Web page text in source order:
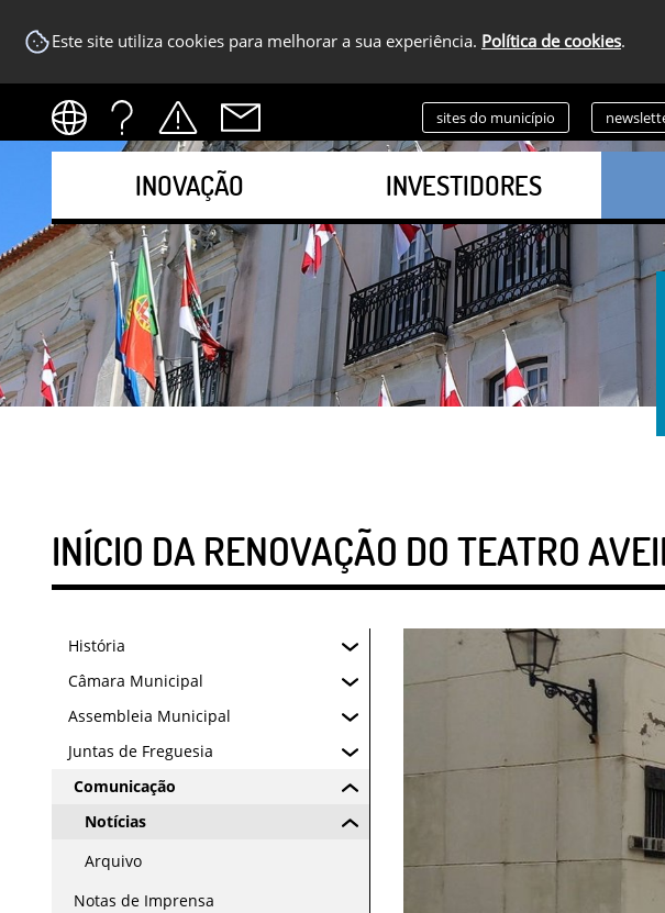
Este site utiliza cookies para melhorar a sua experiência. Política de cookies.
sites do município
INOVAÇÃO INVESTIDORES
INÍCIO DA RENOVAÇÃO DO TEATRO
História
Câmara Municipal
Assembleia Municipal
Juntas de Freguesia
Comunicação
Notícias
Arquivo
Notas de Imprensa